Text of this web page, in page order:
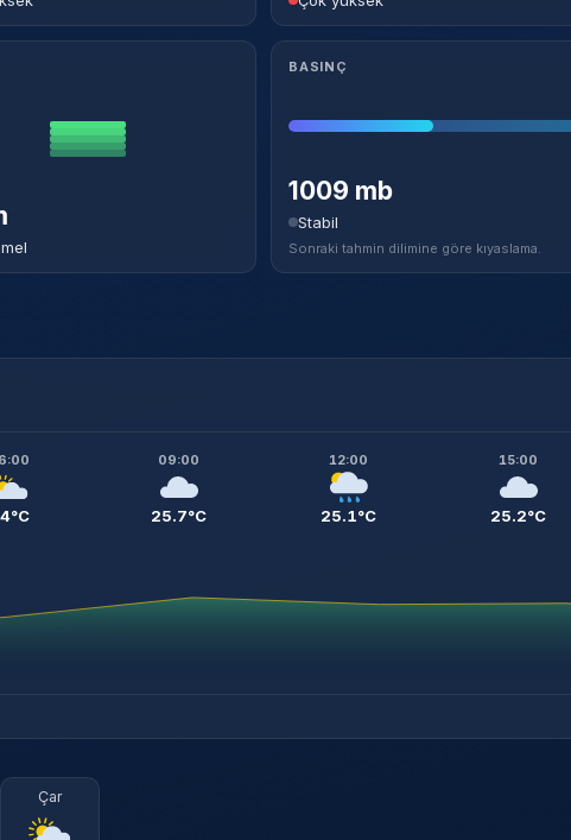
BASINÇ
1009 mb
Stabil
Sonraki tahmin dilimine göre kıyaslama.
09:00
25.7°C
12:00
25.1°C
15:00
25.2°C
Çar